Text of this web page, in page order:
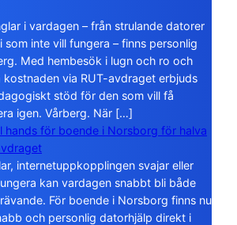
i vardagen – från strulande datorer
inte vill fungera – finns personlig
Med hembesök i lugn och ro och
kostnaden via RUT-avdraget erbjuds
stöd för den som vill få
igen. Vårberg. När […]
hands för boende i Norsborg för halva
internetuppkopplingen svajar eller
kan vardagen snabbt bli både
För boende i Norsborg finns nu
och personlig datorhjälp direkt i